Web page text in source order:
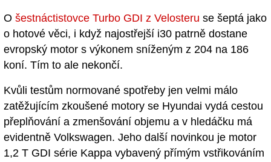
O šestnáctistovce Turbo GDI z Velosteru se šeptá jako
o hotové věci, i když najostřejší i30 patrně dostane
evropský motor s výkonem sníženým z 204 na 186
koní. Tím to ale nekončí.
Kvůli testům normované spotřeby jen velmi málo
zatěžujícím zkoušené motory se Hyundai vydá cestou
přeplňování a zmenšování objemu a v hledáčku má
evidentně Volkswagen. Jeho další novinkou je motor
1,2 T GDI série Kappa vybavený přímým vstřikováním